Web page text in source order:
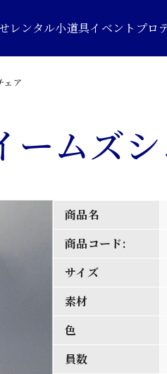
レンタル小道具イベントプロ
ェア
ームズ
商品名
商品コード:
サイズ
素材
色
員数